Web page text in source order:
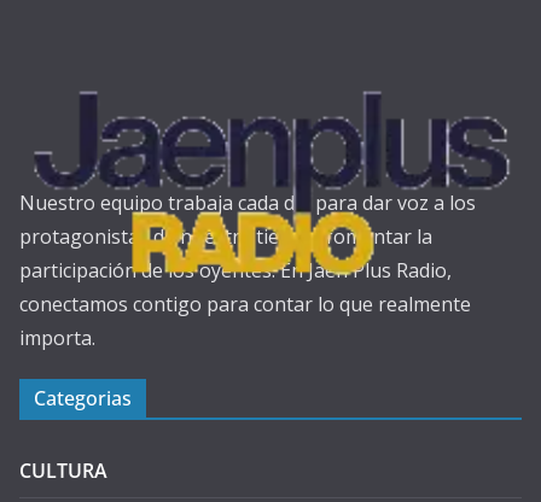
Nuestro equipo trabaja cada día para dar voz a los
protagonistas de nuestra tierra y fomentar la
participación de los oyentes. En Jaén Plus Radio,
conectamos contigo para contar lo que realmente
importa.
Categorias
CULTURA